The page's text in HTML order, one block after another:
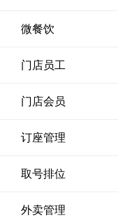
微餐饮
门店员工
门店会员
订座管理
取号排位
外卖管理